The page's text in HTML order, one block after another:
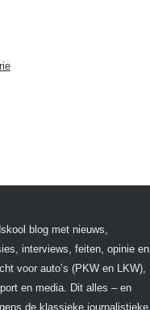
blog met nieuws,
interviews, feiten, opinie en
voor auto’s (PKW en LKW),
en media. Dit alles – en
de klassieke journalistieke